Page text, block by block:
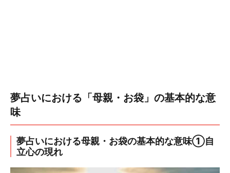
夢占いにおける「母親・お袋」の基本的な意
味
夢占いにおける母親・お袋の基本的な意味①自
立心の現れ